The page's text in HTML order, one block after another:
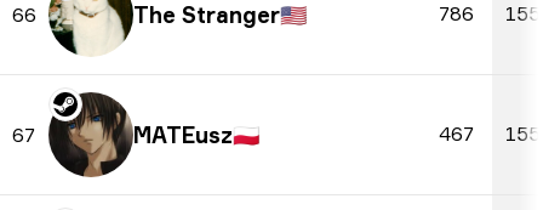
66 The Stranger🇺🇸 786
67 MATEusz🇵🇱 467